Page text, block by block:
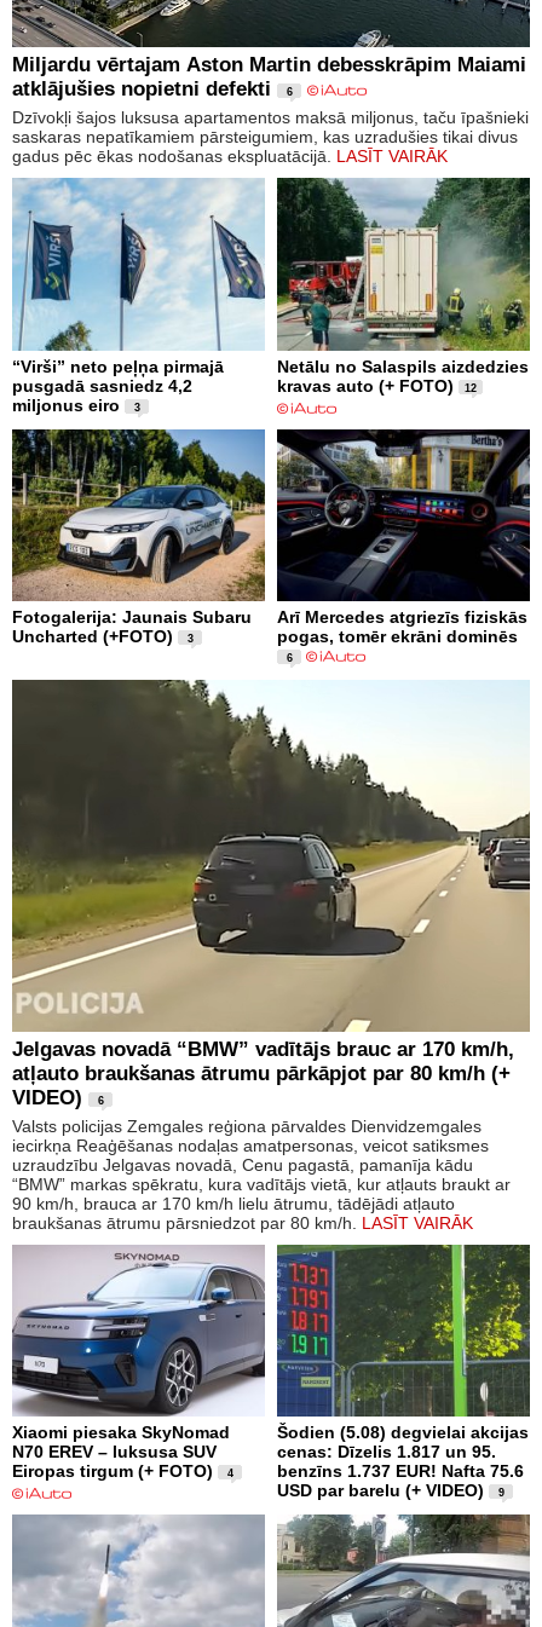
Miljardu vērtajam Aston Martin debesskrāpim Maiami
atklājušies nopietni defekti
6
Dzīvokļi šajos luksusa apartamentos maksā miljonus, taču īpašnieki
saskaras nepatīkamiem pārsteigumiem, kas uzradušies tikai divus
gadus pēc ēkas nodošanas ekspluatācijā. LASĪT VAIRĀK
“Virši” neto peļņa pirmajā
pusgadā sasniedz 4,2
miljonus eiro
3
Netālu no Salaspils aizdedzies
kravas auto (+ FOTO)
12
Fotogalerija: Jaunais Subaru
Uncharted (+FOTO)
3
Arī Mercedes atgriezīs fiziskās
pogas, tomēr ekrāni dominēs
6
Jelgavas novadā “BMW” vadītājs brauc ar 170 km/h,
atļauto braukšanas ātrumu pārkāpjot par 80 km/h (+
VIDEO)
6
Valsts policijas Zemgales reģiona pārvaldes Dienvidzemgales
iecirkņa Reaģēšanas nodaļas amatpersonas, veicot satiksmes
uzraudzību Jelgavas novadā, Cenu pagastā, pamanīja kādu
“BMW” markas spēkratu, kura vadītājs vietā, kur atļauts braukt ar
90 km/h, brauca ar 170 km/h lielu ātrumu, tādējādi atļauto
braukšanas ātrumu pārsniedzot par 80 km/h. LASĪT VAIRĀK
Xiaomi piesaka SkyNomad
N70 EREV – luksusa SUV
Eiropas tirgum (+ FOTO)
4
Šodien (5.08) degvielai akcijas
cenas: Dīzelis 1.817 un 95.
benzīns 1.737 EUR! Nafta 75.6
USD par barelu (+ VIDEO)
9